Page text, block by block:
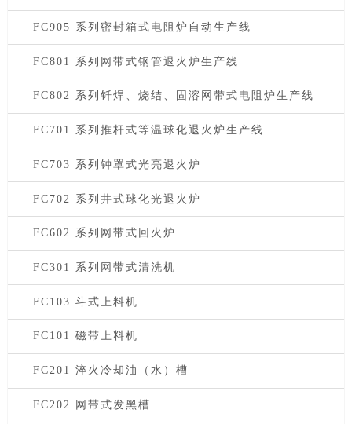
FC905 系列密封箱式电阻炉自动生产线
FC801 系列网带式钢管退火炉生产线
FC802 系列钎焊、烧结、固溶网带式电阻炉生产线
FC701 系列推杆式等温球化退火炉生产线
FC703 系列钟罩式光亮退火炉
FC702 系列井式球化光退火炉
FC602 系列网带式回火炉
FC301 系列网带式清洗机
FC103 斗式上料机
FC101 磁带上料机
FC201 淬火冷却油（水）槽
FC202 网带式发黑槽